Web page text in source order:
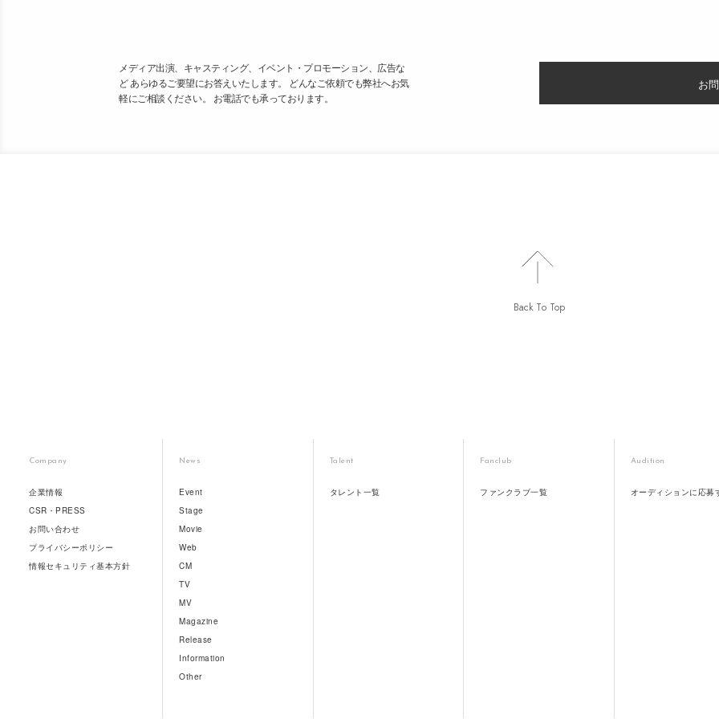
メディア出演、キャスティング、イベント・プロモーション、広告な
ど あらゆるご要望にお答えいたします。 どんなご依頼でも弊社へお気
軽にご相談ください。 お電話でも承っております。
お
Back To Top
Company
企業情報
CSR・PRESS
お問い合わせ
プライバシーポリシー
情報セキュリティ基本方針
News
Event
Stage
Movie
Web
CM
TV
MV
Magazine
Release
Information
Other
Talent
タレント一覧
Fanclub
ファンクラブ一覧
Audition
オーディションに応募